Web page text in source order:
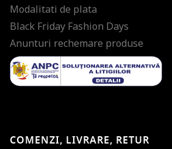
Modalitati de plata
Black Friday Fashion Days
Anunturi rechemare produse
COMENZI, LIVRARE, RETUR